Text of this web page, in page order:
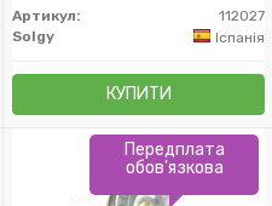
Артикул:
112027
Solgy
Іспанія
КУПИТИ
Передплата
обов'язкова